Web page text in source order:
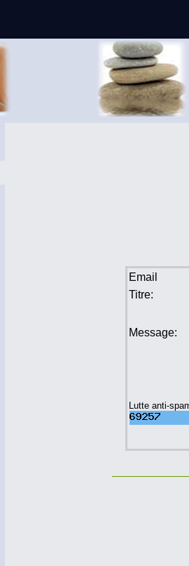
Email
Titre:
Message:
Lutte anti-